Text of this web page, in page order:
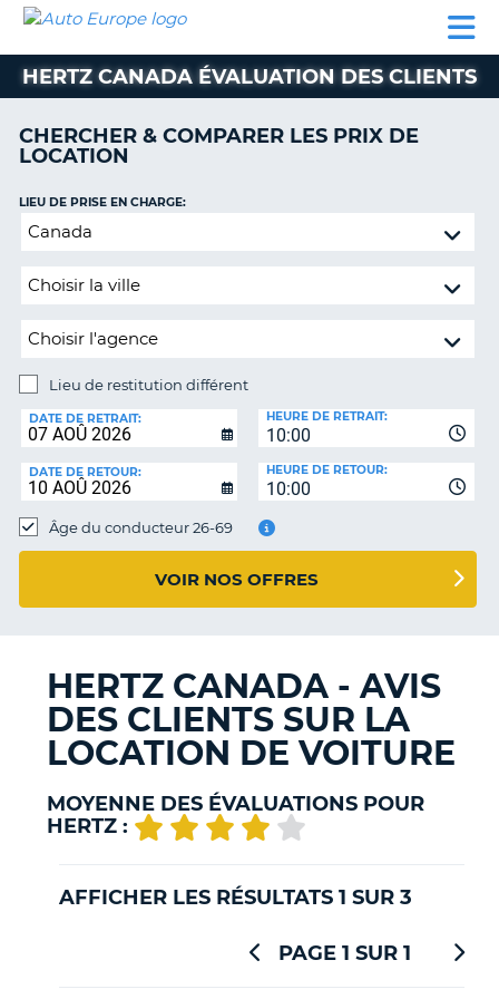
LOCATION
VOITURE
CLIENT
AUTO
EUROPE
LOCATION
VOITURE
MOTORHOMES
PARTENAIRES
CLIENT
MON
RÉSERVATION
SUISSE
LANGUE
HERTZ CANADA ÉVALUATION DES CLIENTS
CHERCHER & COMPARER LES PRIX DE
LOCATION
Lieu
restitution
LIEU DE PRISE EN CHARGE:
Lieu de restitution différent
DE
RESTITUTION:
DATE DE RETRAIT:
10:00
HEURE DE RETRAIT:
DATE DE RETOUR:
10:00
HEURE DE RETOUR:
Âge du conducteur 26-69
VOIR NOS OFFRES
HERTZ CANADA - AVIS
DES CLIENTS SUR LA
LOCATION DE VOITURE
MOYENNE DES ÉVALUATIONS POUR
HERTZ :
AFFICHER LES RÉSULTATS 1 SUR 3
PAGE 1 SUR 1